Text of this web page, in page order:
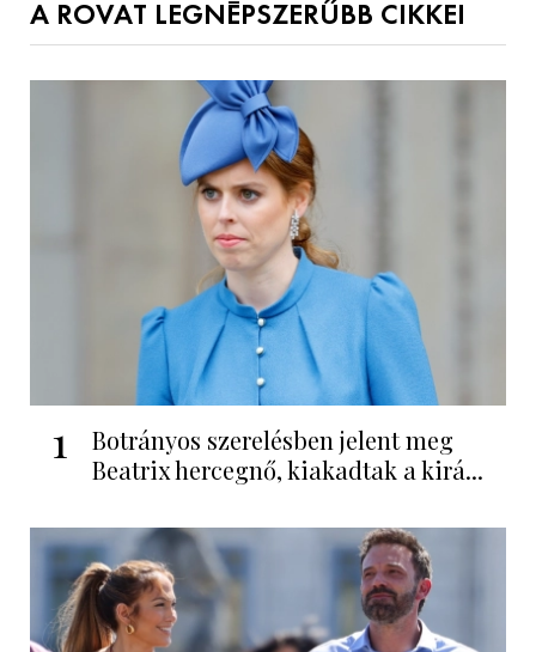
A ROVAT LEGNÉPSZERŰBB CIKKEI
1
Botrányos szerelésben jelent meg
Beatrix hercegnő, kiakadtak a kirá...